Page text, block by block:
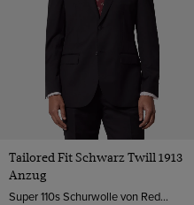
Tailored Fit Schwarz Twill 1913
Anzug
Super 110s Schurwolle von Reda, Italien